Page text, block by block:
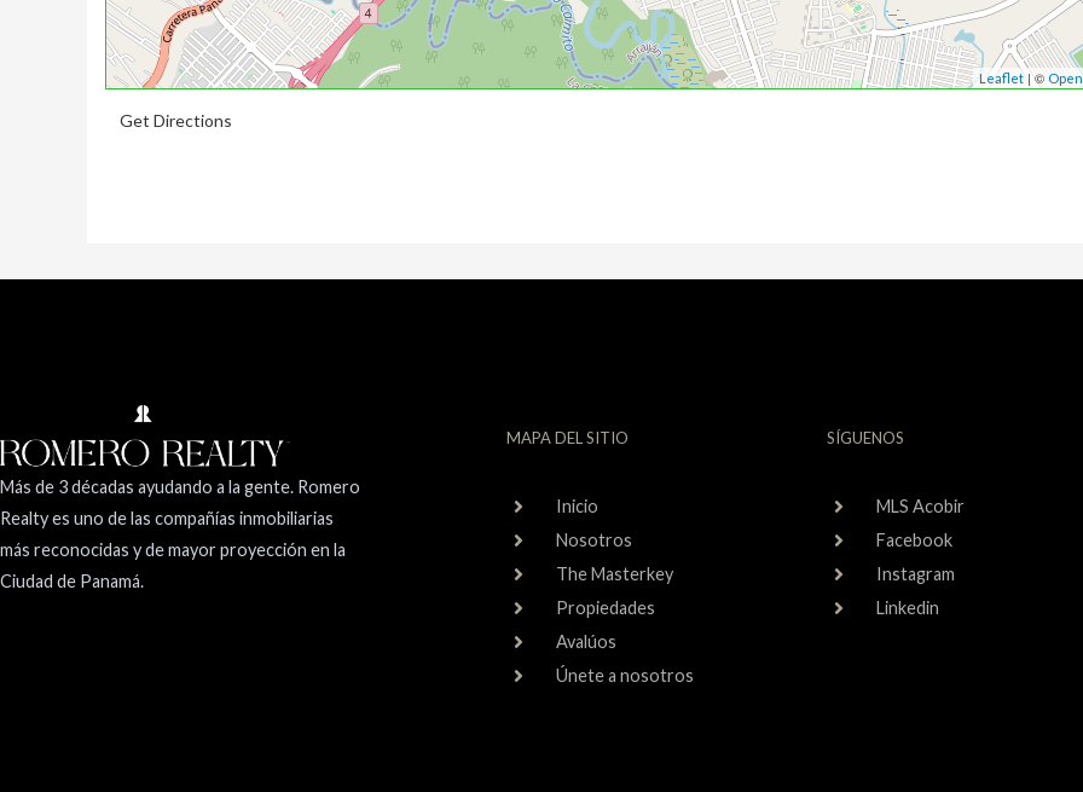
Leaflet | ©
Get Directions
Más de 3 décadas ayudando a la gente. Romero
Realty es uno de las compañías inmobiliarias
más reconocidas y de mayor proyección en la
Ciudad de Panamá.
MAPA DEL SITIO
Inicio
Nosotros
The Masterkey
Propiedades
Avalúos
Únete a nosotros
SÍGUENOS
MLS Acobir
Facebook
Instagram
Linkedin